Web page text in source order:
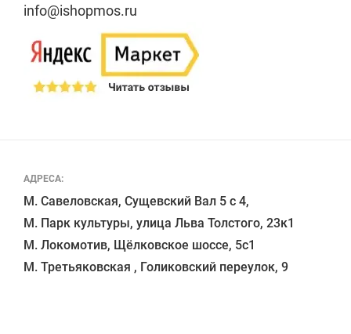
АДРЕСА:
М. Савеловская, Сущевский Вал 5 с 4,
М. Парк культуры, улица Льва Толстого, 23к1
М. Локомотив, Щёлковское шоссе, 5с1
info@ishopmos.ru